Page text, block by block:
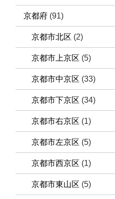
京都府 (91)
京都市北区 (2)
京都市上京区 (5)
京都市中京区 (33)
京都市下京区 (34)
京都市右京区 (1)
京都市左京区 (5)
京都市西京区 (1)
京都市東山区 (5)